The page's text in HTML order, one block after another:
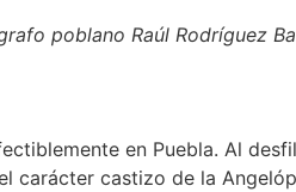
poblano Raúl Rodríguez
en Puebla. Al
carácter castizo de la